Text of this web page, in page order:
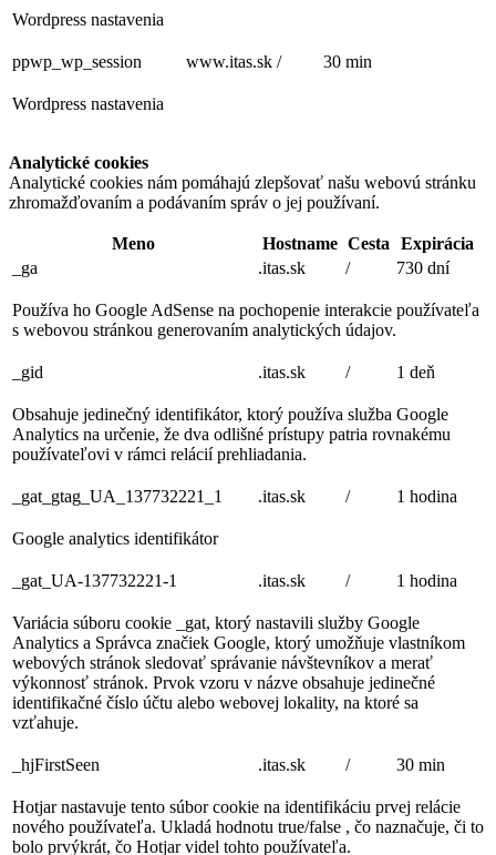
Wordpress nastavenia
ppwp_wp_session www.itas.sk / 30 min
Wordpress nastavenia
Analytické cookies
Analytické cookies nám pomáhajú zlepšovať našu webovú stránku
zhromažďovaním a podávaním správ o jej používaní.
Meno Hostname Cesta
Expirácia
_ga
.itas.sk / 730 dní
Používa ho Google AdSense na pochopenie interakcie používateľa
s webovou stránkou generovaním analytických údajov.
_gid .itas.sk / 1 deň
Obsahuje jedinečný identifikátor, ktorý používa služba Google
Analytics na určenie, že dva odlišné prístupy patria rovnakému
používateľovi v rámci relácií prehliadania.
_gat_gtag_UA_137732221_1 .itas.sk / 1 hodina
Google analytics identifikátor
_gat_UA-137732221-1 .itas.sk / 1 hodina
Variácia súboru cookie _gat, ktorý nastavili služby Google
Analytics a Správca značiek Google, ktorý umožňuje vlastníkom
webových stránok sledovať správanie návštevníkov a merať
výkonnosť stránok. Prvok vzoru v názve obsahuje jedinečné
identifikačné číslo účtu alebo webovej lokality, na ktoré sa
vzťahuje.
_hjFirstSeen .itas.sk / 30 min
Hotjar nastavuje tento súbor cookie na identifikáciu prvej relácie
nového používateľa. Ukladá hodnotu true/false , čo naznačuje, či to
bolo prvýkrát, čo Hotjar videl tohto používateľa.